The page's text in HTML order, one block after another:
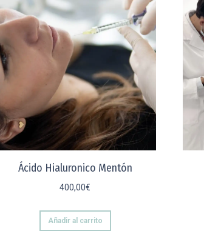
Ácido Hialuronico Mentón
400,00€
Añadir al carrito